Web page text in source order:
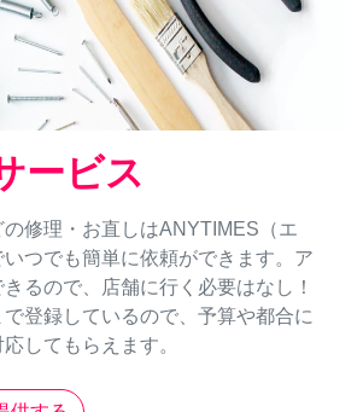
ービス
の修理・お直しはANYTIMES（エ
つでも簡単に依頼ができます。ア
るので、店舗に行く必要はなし！
登録しているので、予算や都合に
してもらえます。